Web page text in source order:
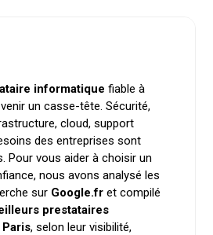
informatique fiable à
un casse-tête. Sécurité,
cloud, support
des entreprises sont
Pour vous aider à choisir un
nous avons analysé les
sur Google.fret compilé
prestataires
, selon leur visibilité,